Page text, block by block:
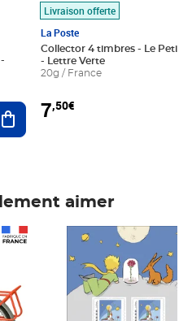
Ajouter au panier
Livraison offerte
La Poste
Collector 4 timbres - Le Petit
- Lettre Verte
20g / France
7,50€
aimer
Prix 7,50€